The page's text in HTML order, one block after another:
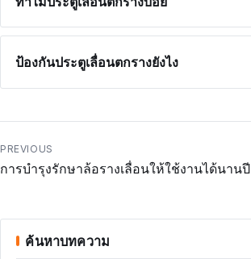
ป้องกันประตูเลื่อนตกรางยังไง
แนะแนว
เรื่อง
PREVIOUS
การบำรุงรักษาล้อรางเลื่อนให้ใช้งานได้นานปี
ค้นหาบทความ